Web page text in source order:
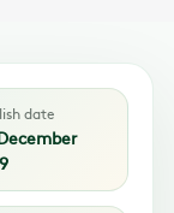
date